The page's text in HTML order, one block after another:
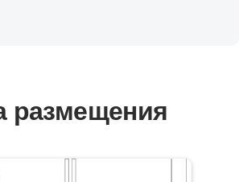
размещения